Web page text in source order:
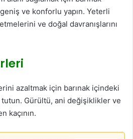
ve konforlu yapın. Yeterli
ve doğal davranışlarını
azaltmak için barınak içindeki
Gürültü, ani değişiklikler ve
kaçının.